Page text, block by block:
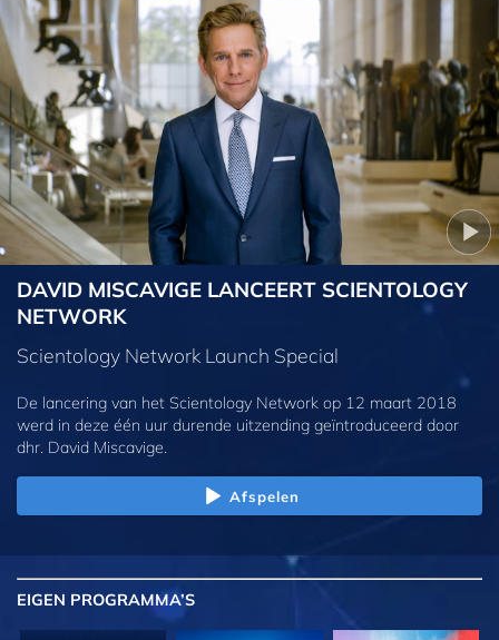
DAVID MISCAVIGE LANCEERT SCIENTOLOGY
NETWORK
Scientology Network Launch Special
De lancering van het Scientology Network op 12 maart 2018
werd in deze één uur durende uitzending geïntroduceerd door
dhr. David Miscavige.
Afspelen
EIGEN PROGRAMMA’S